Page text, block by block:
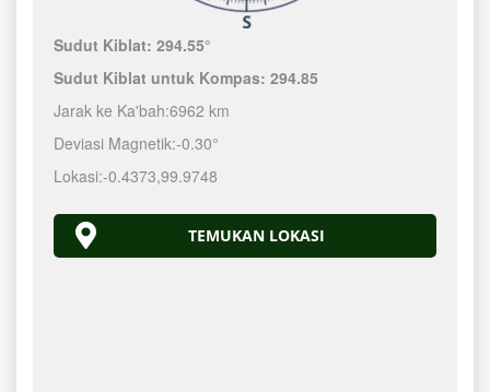
Sudut Kiblat:294.55°
Sudut Kiblat untuk Kompas:294.85
Jarak ke Ka'bah:6962 km
Deviasi Magnetik:-0.30°
Lokasi:-0.4373,99.9748
TEMUKAN LOKASI